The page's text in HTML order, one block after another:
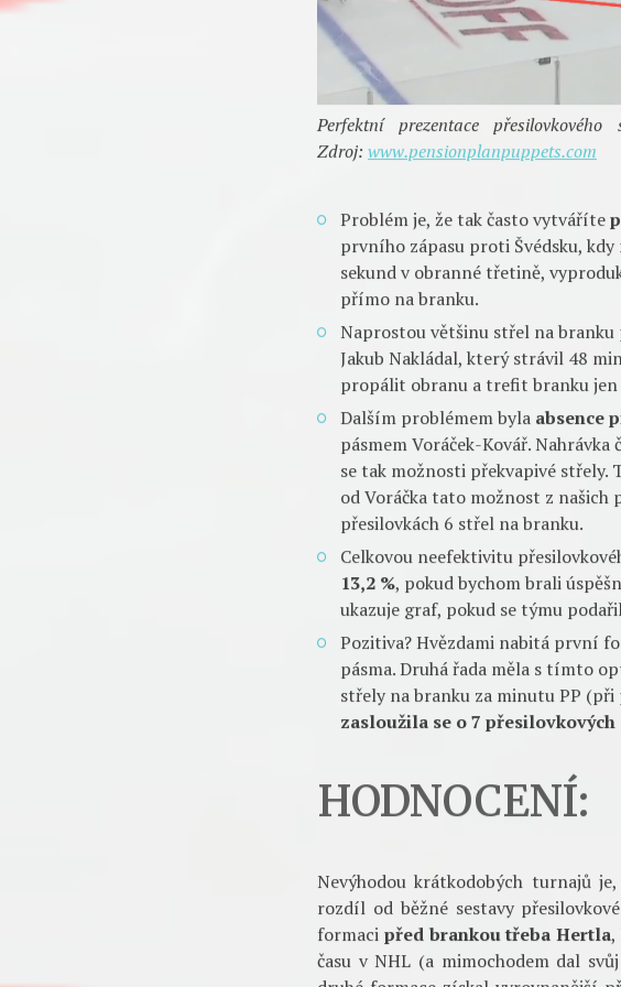
Perfektní prezentace
Zdroj: www.pensionplanpuppets.com
Problém je, že tak často vytváříte
prvního zápasu proti Švédsku,
sekund v obranné třetině,
přímo na branku.
Naprostou většinu střel na
Jakub Nakládal, který strávil 48
propálit obranu a trefit branku
Dalším problémem bylaabsence
se tak možnosti překvapivé střely.
od Voráčka tato možnost z našich
13,2 %, pokud bychom brali
ukazuje graf, pokud se týmu
Pozitiva? Hvězdami nabitá první
pásma. Druhá řada měla s tímto